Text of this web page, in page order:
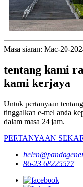
Masa siaran: Mac-20-
tentang kami
kami kerjaya
Untuk pertanyaan
tinggalkan e-mel anda
dalam masa 24 jam.
PERTANYAAN
86-23 68225577